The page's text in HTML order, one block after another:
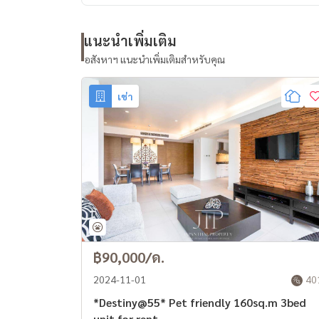
แนะนำเพิ่มเติม
อสังหาฯ แนะนำเพิ่มเติมสำหรับคุณ
เช่า
฿90,000/ด.
2024-11-01
*Destiny@55* Pet friendly 160sq.m 3bed